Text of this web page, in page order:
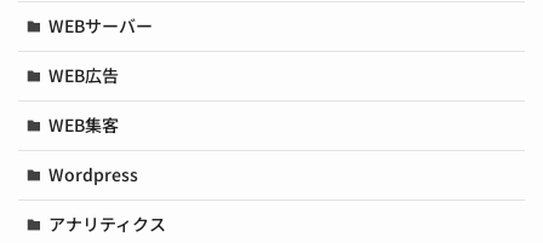
WEBサーバー
WEB広告
WEB集客
Wordpress
アナリティクス